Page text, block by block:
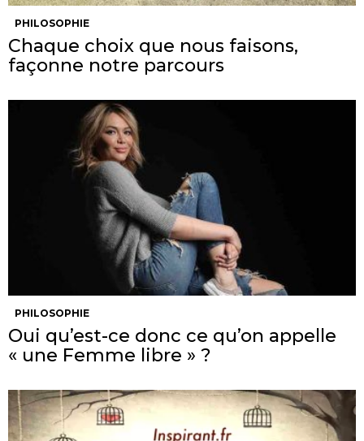
PHILOSOPHIE
Chaque choix que nous faisons,
façonne notre parcours
PHILOSOPHIE
Oui qu’est-ce donc ce qu’on appelle
« une Femme libre » ?